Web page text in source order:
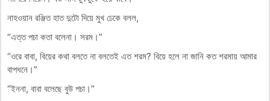
নাহওয়ান রঞ্জিত হাত দুটো দিয়ে মুখ ঢেকে বলল,
“এত্ত পচা কতা বলেনা। সরম।”
“ওরে বাবা, বিয়ের কথা বলতে না বলতেই এত শরম? বিয়ে হলে না জানি কত শরমায় আমার
বাপধনে।”
“ইননা, বাবা বলেছে বুউ পচা।”